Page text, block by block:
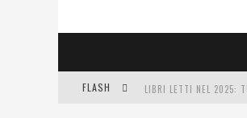
FLASH
LIBRI LETTI NEL 2025: